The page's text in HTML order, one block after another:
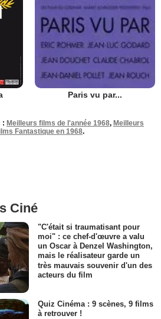
Paris vu par...
: Meilleurs films de l'année 1968, Meilleurs
Fantastique en 1968.
Ciné
"C'était si traumatisant pour
moi" : ce chef-d'œuvre a valu
un Oscar à Denzel Washington,
mais le réalisateur garde un
très mauvais souvenir d'un des
acteurs du film
Quiz Cinéma : 9 scènes, 9 films
à retrouver !